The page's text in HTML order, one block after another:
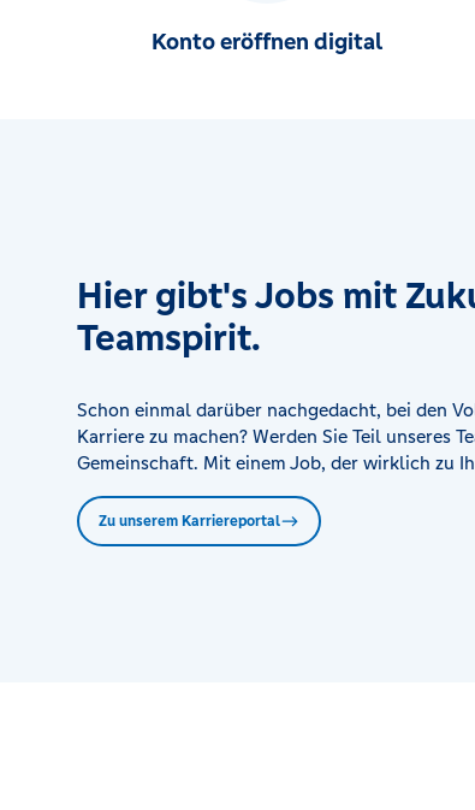
Konto eröffnen digital
Hier gibt's Jobs mit
Teamspirit.
Schon einmal darüber nachgedacht, bei den
Karriere zu machen? Werden Sie Teil unseres
Gemeinschaft. Mit einem Job, der wirklich zu
Zu unserem Karriereportal